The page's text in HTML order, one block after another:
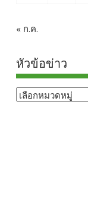
« ก.ค.
หัวข้อข่าว
หัวข้อ